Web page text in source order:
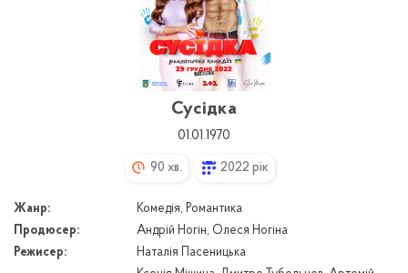
Сусідка
01.01.1970
90 хв. 2022 рік
Жанр:
Комедія, Романтика
Продюсер:
Андрій Ногін, Олеся Ногіна
Режисер:
Наталія Пасеницька